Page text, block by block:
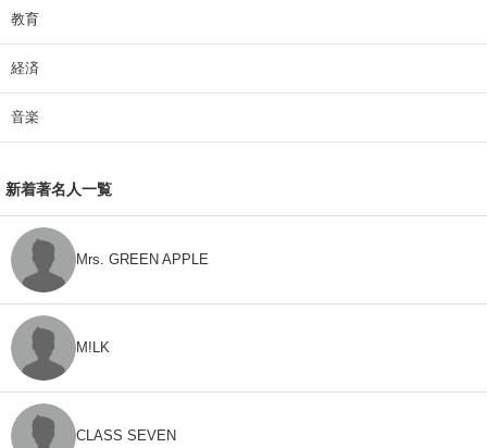
教育
経済
音楽
新着著名人一覧
Mrs. GREEN APPLE
M!LK
CLASS SEVEN